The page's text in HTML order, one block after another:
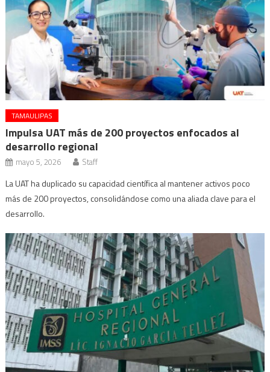
TAMAULIPAS
Impulsa UAT más de 200 proyectos enfocados al
desarrollo regional
mayo 5, 2026 Staff
La UAT ha duplicado su capacidad científica al mantener activos poco
más de 200 proyectos, consolidándose como una aliada clave para el
desarrollo.